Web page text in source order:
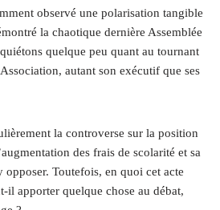
observé une polarisation tangible
la chaotique dernière Assemblée
quelque peu quant au tournant
autant son exécutif que ses
la controverse sur la position
des frais de scolarité et sa
opposer. Toutefois, en quoi cet acte
il apporter quelque chose au débat,